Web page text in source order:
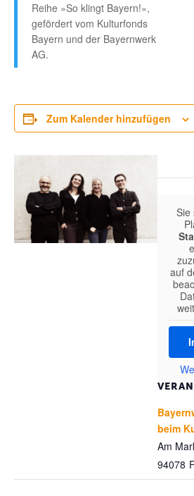
Reihe »So klingt Bayern!«,
gefördert vom Kulturfonds
Bayern und der Bayernwerk
AG.
Zum Kalender hinzufügen
beim
Am
94078
Sie
auf